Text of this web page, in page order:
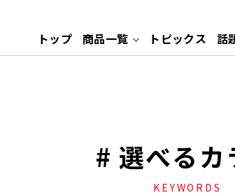
トップ 商品一覧 トピックス 話
# 選べるカ
KEYWORDS